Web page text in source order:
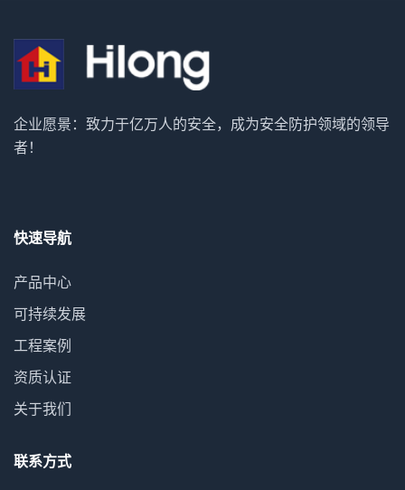
企业愿景：致力于亿万人的安全，成为安全防护领域的领导
者！
快速导航
产品中心
可持续发展
工程案例
资质认证
关于我们
联系方式